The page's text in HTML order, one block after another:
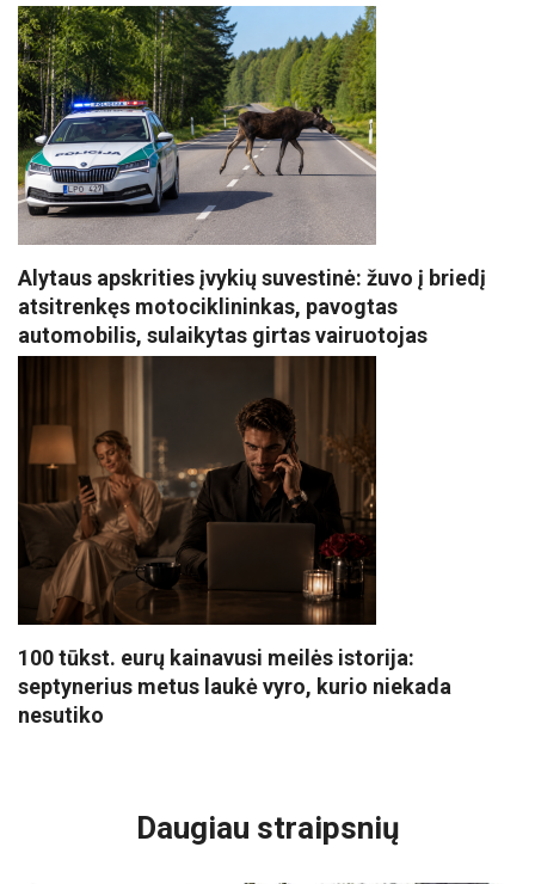
Alytaus apskrities įvykių suvestinė: žuvo į briedį
atsitrenkęs motociklininkas, pavogtas
automobilis, sulaikytas girtas vairuotojas
100 tūkst. eurų kainavusi meilės istorija:
septynerius metus laukė vyro, kurio niekada
nesutiko
Daugiau straipsnių